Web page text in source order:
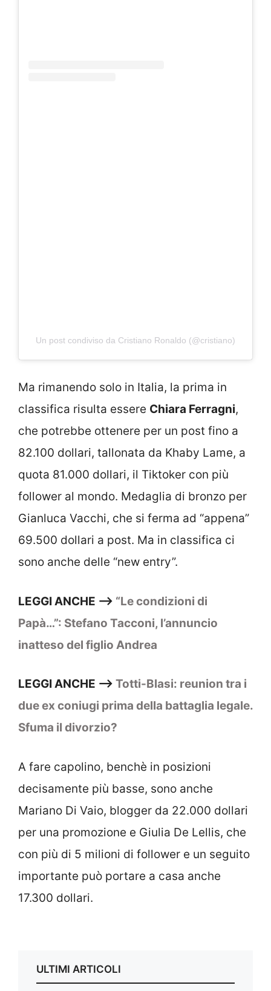
Un post condiviso da Cristiano Ronaldo (@cristiano)
Ma rimanendo solo in Italia, la prima in
classifica risulta essere Chiara Ferragni,
che potrebbe ottenere per un post fino a
82.100 dollari, tallonata da Khaby Lame, a
quota 81.000 dollari, il Tiktoker con più
follower al mondo. Medaglia di bronzo per
Gianluca Vacchi, che si ferma ad “appena”
69.500 dollari a post. Ma in classifica ci
sono anche delle “new entry”.
LEGGI ANCHE –> “Le condizioni di
Papà…”: Stefano Tacconi, l’annuncio
inatteso del figlio Andrea
LEGGI ANCHE –> Totti-Blasi: reunion tra i
due ex coniugi prima della battaglia legale.
Sfuma il divorzio?
A fare capolino, benchè in posizioni
decisamente più basse, sono anche
Mariano Di Vaio, blogger da 22.000 dollari
per una promozione e Giulia De Lellis, che
con più di 5 milioni di follower e un seguito
importante può portare a casa anche
17.300 dollari.
ULTIMI ARTICOLI